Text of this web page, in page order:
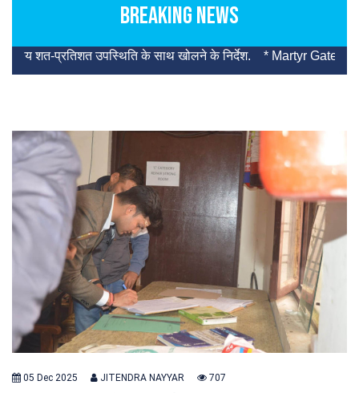
BREAKING NEWS
शत-प्रतिशत उपस्थिति के साथ खोलने के निर्देश. * Martyr Gate will
05 Dec 2025 JITENDRA NAYYAR 707